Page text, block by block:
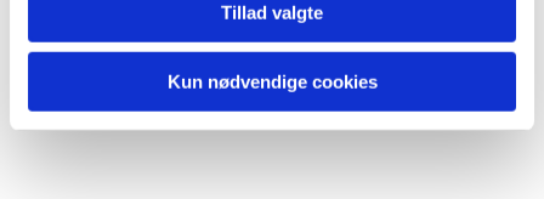
Tillad valgte
Kun nødvendige cookies